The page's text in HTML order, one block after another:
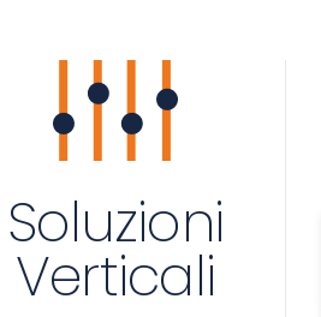
Soluzioni
Verticali